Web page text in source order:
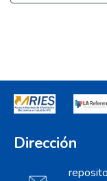
Dirección